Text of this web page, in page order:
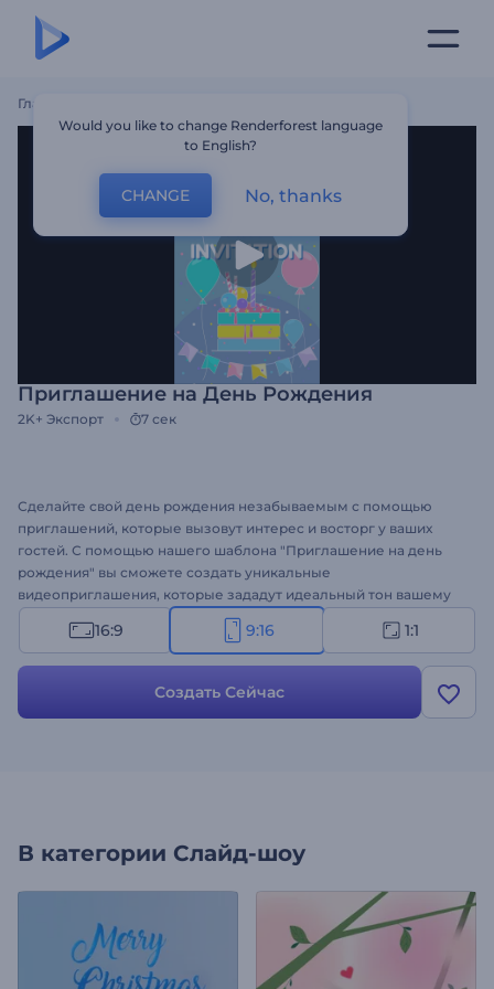
Главная
Приглашение на День Рождения
2K+ Экспорт 7 сек
Сделайте свой день рождения незабываемым с помощью
приглашений, которые вызовут интерес и восторг у ваших
гостей. С помощью нашего шаблона "Приглашение на день
рождения" вы сможете создать уникальные
видеоприглашения, которые зададут идеальный тон вашему
незабываемому событию. Настройте приглашения, начиная с
текста и деталей мероприятия и заканчивая изображениями и
вечеринки. Будь то ваш день рождения или день рождения
ребенка, знаменательное событие или вечеринка-сюрприз,
16:9 9:16 1:1
Создать Сейчас
В категории Слайд-шоу
Would you like to change Renderforest language
to English?
CHANGE No, thanks